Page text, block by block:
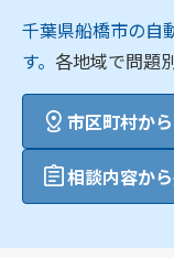
千葉県船橋市の自
す。各地域で問題
市区町村か
相談内容か